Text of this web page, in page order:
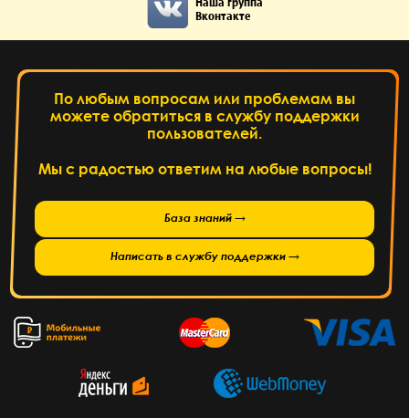
Наша группа
Вконтакте
По любым вопросам или проблемам вы
можете обратиться в службу поддержки
пользователей.
Мы с радостью ответим на любые вопросы!
База знаний →
Написать в службу поддержки →